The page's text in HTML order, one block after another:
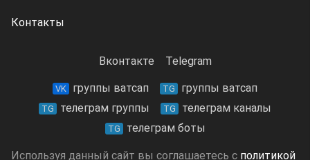
Контакты
Вконтакте Telegram
VK группы ватсап TG группы ватсап
TG телеграм группы TG телеграм каналы
TG телеграм боты
Используя данный сайт вы соглашаетесь с политикой